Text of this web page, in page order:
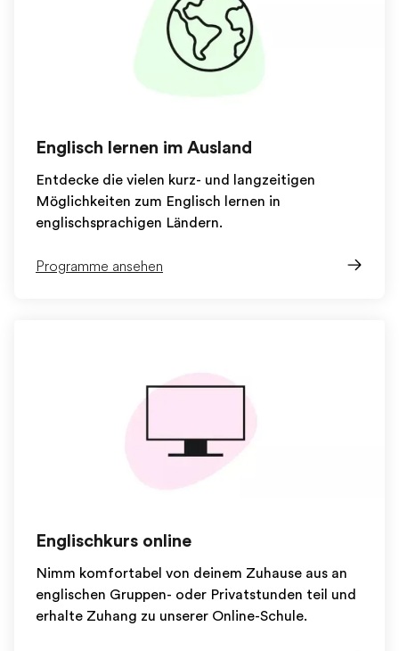
Englisch lernen im Ausland
Entdecke die vielen kurz- und langzeitigen
Möglichkeiten zum Englisch lernen in
englischsprachigen Ländern.
Programme ansehen
Englischkurs online
Nimm komfortabel von deinem Zuhause aus an
englischen Gruppen- oder Privatstunden teil und
erhalte Zuhang zu unserer Online-Schule.